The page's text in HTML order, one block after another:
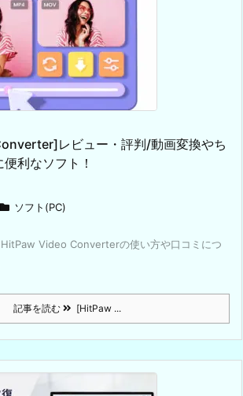
レビュー・評判/動画変換やち
利なソフト！
ソフト(PC)
HitPaw Video Converterの使い方や口コミにつ
記事を読む [HitPaw ...